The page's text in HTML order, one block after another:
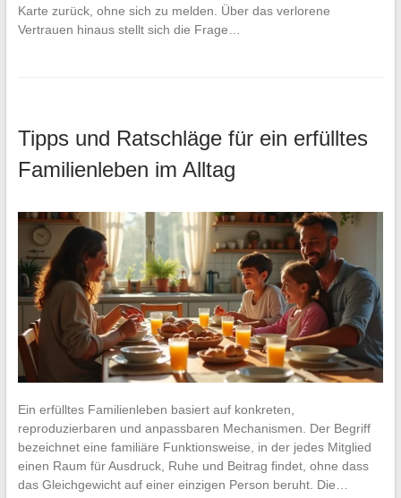
Karte zurück, ohne sich zu melden. Über das verlorene
Vertrauen hinaus stellt sich die Frage…
Tipps und Ratschläge für ein erfülltes
Familienleben im Alltag
Ein erfülltes Familienleben basiert auf konkreten,
reproduzierbaren und anpassbaren Mechanismen. Der Begriff
bezeichnet eine familiäre Funktionsweise, in der jedes Mitglied
einen Raum für Ausdruck, Ruhe und Beitrag findet, ohne dass
das Gleichgewicht auf einer einzigen Person beruht. Die…